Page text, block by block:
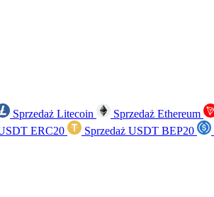
Sprzedaż Litecoin Sprzedaż Ethereum
ERC20 Sprzedaż USDT BEP20